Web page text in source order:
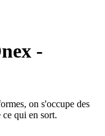
-
on s'occupe des
qui en sort.